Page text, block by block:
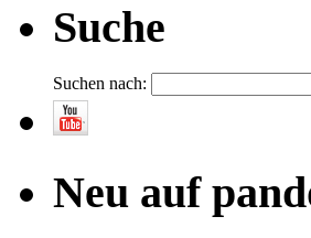
Suche
Suchen nach:
Neu auf